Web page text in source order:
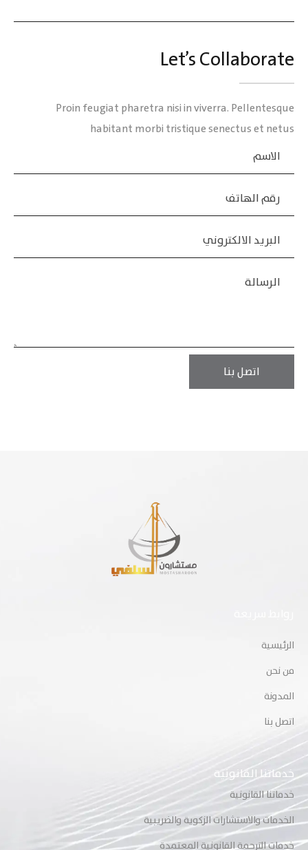
Let’s Collaborate
Proin feugiat pharetra nisi in viverra. Pellentesque
habitant morbi tristique senectus et netus
الرئيسية
من نحن
المدونة
اتصل بنا
خدماتنا القانونية
خدماتنا القانونية
الخدمات والاستشارات الزكوية والضريبية
خدمات الترجمة القانونية المعتمدة